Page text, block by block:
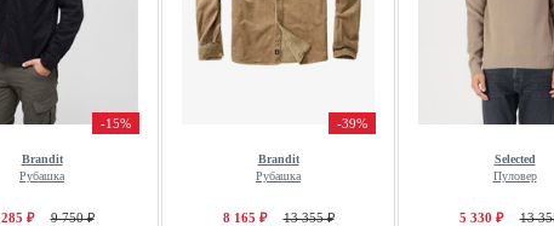
-15%
Brandit
Рубашка
₽ 9 750 ₽
-39%
Brandit
Рубашка
8 165 ₽ 13 355 ₽
Selected
Пуловер
5 330 ₽ 13